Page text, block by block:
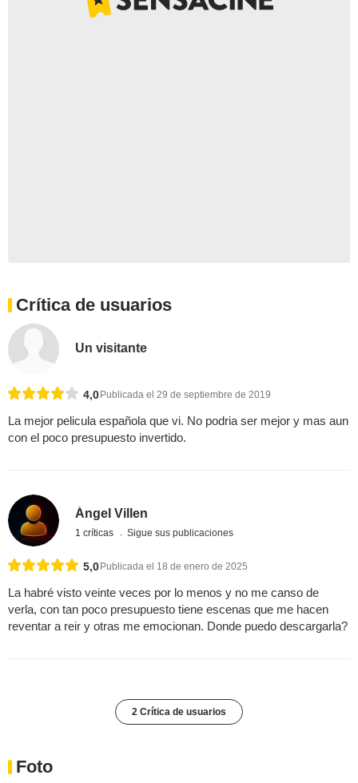
Crítica de usuarios
Un visitante
4,0 Publicada el 29 de septiembre de 2019
La mejor pelicula española que vi. No podria ser mejor y mas aun
con el poco presupuesto invertido.
Ángel Villen
1 críticas Sigue sus publicaciones
5,0Publicada el 18 de enero de 2025
La habré visto veinte veces por lo menos y no me canso de
verla, con tan poco presupuesto tiene escenas que me hacen
reventar a reir y otras me emocionan. Donde puedo descargarla?
2 Crítica de usuarios
Foto